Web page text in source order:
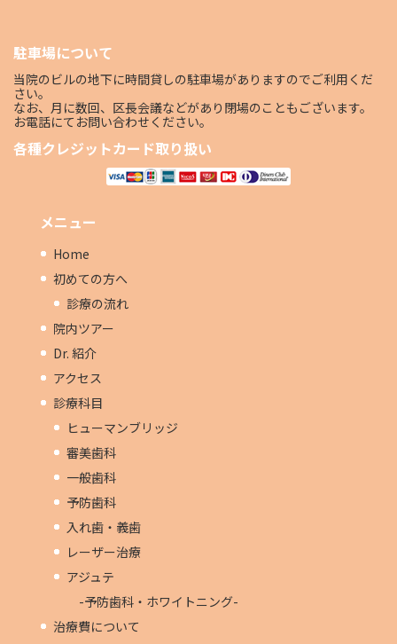
駐車場について
当院のビルの地下に時間貸しの駐車場がありますのでご利用くだ
さい。
なお、月に数回、区長会議などがあり閉場のこともございます。
お電話にてお問い合わせください。
各種クレジットカード取り扱い
メニュー
Home
初めての方へ
診療の流れ
院内ツアー
Dr. 紹介
アクセス
診療科目
ヒューマンブリッジ
審美歯科
一般歯科
予防歯科
入れ歯・義歯
レーザー治療
アジュテ
-予防歯科・ホワイトニング-
治療費について